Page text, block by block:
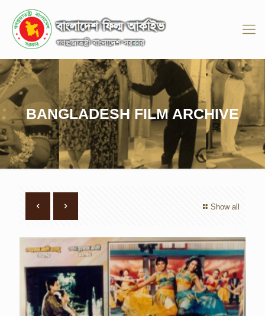
BANGLADESH FILM ARCHIVE
Show all